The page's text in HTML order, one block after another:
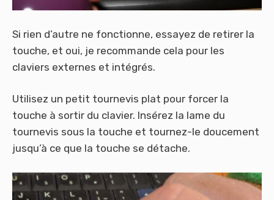
Si rien d’autre ne fonctionne, essayez de retirer la
touche, et oui, je recommande cela pour les
claviers externes et intégrés.
Utilisez un petit tournevis plat pour forcer la
touche à sortir du clavier. Insérez la lame du
tournevis sous la touche et tournez-le doucement
jusqu’à ce que la touche se détache.